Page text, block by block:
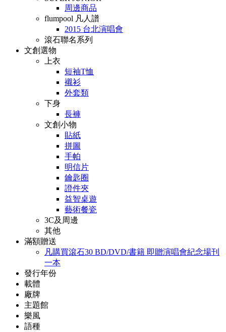
周邊商品
flumpool 凡人譜
2015 台北演唱會
滾石聯名系列
文創選物
上衣
短袖T恤
襯衫
外套類
下身
長褲
文創小物
貼紙
拼圖
手帕
明信片
鑰匙圈
證件夾
益智桌遊
藝術餐瓷
3C及周邊
其他
滿額贈送
凡購買滾石30 BD/DVD/書籍 即贈演唱會紀念場刊
一本
發行年份
載體
廠牌
主題館
樂風
語種